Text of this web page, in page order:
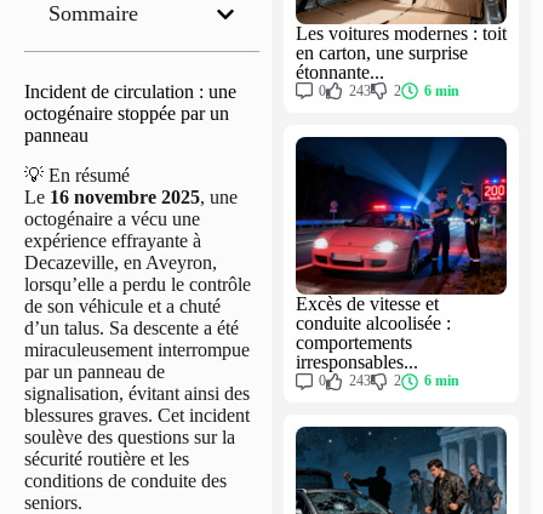
Sommaire
Incident de circulation : une
octogénaire stoppée par un
panneau
💡 En résumé
Le 16 novembre 2025, une
octogénaire a vécu une
expérience effrayante à
Decazeville, en Aveyron,
lorsqu’elle a perdu le contrôle
de son véhicule et a chuté
d’un talus. Sa descente a été
miraculeusement interrompue
par un panneau de
signalisation, évitant ainsi des
blessures graves. Cet incident
soulève des questions sur la
sécurité routière et les
conditions de conduite des
seniors.
Les voitures modernes : toit
en carton, une surprise
étonnante...
0 243 2 6 min
Excès de vitesse et
conduite alcoolisée :
comportements
irresponsables...
0 243 2 6 min